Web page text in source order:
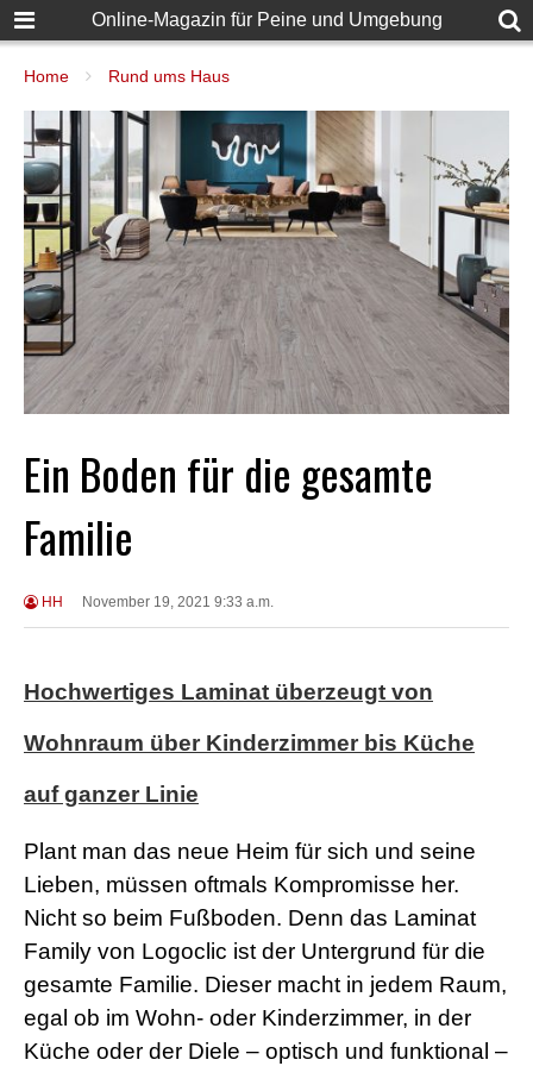
Online-Magazin für Peine und Umgebung
Home Rund ums Haus
Ein Boden für die gesamte
Familie
HH November 19, 2021 9:33 a.m.
Hochwertiges Laminat überzeugt von
Wohnraum über Kinderzimmer bis Küche
auf ganzer Linie
Plant man das neue Heim für sich und seine
Lieben, müssen oftmals Kompromisse her.
Nicht so beim Fußboden. Denn das Laminat
Family von Logoclic ist der Untergrund für die
gesamte Familie. Dieser macht in jedem Raum,
egal ob im Wohn- oder Kinderzimmer, in der
Küche oder der Diele – optisch und funktional –